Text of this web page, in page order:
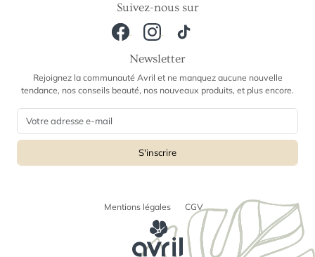
Suivez-nous sur
Newsletter
Rejoignez la communauté Avril et ne manquez aucune nouvelle
tendance, nos conseils beauté, nos nouveaux produits, et plus encore.
Mentions légales CGV